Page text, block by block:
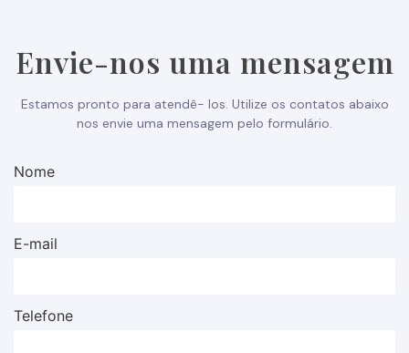
Envie-nos uma mensagem
Estamos pronto para atendê- los. Utilize os contatos abaixo
nos envie uma mensagem pelo formulário.
Nome
E-mail
Telefone